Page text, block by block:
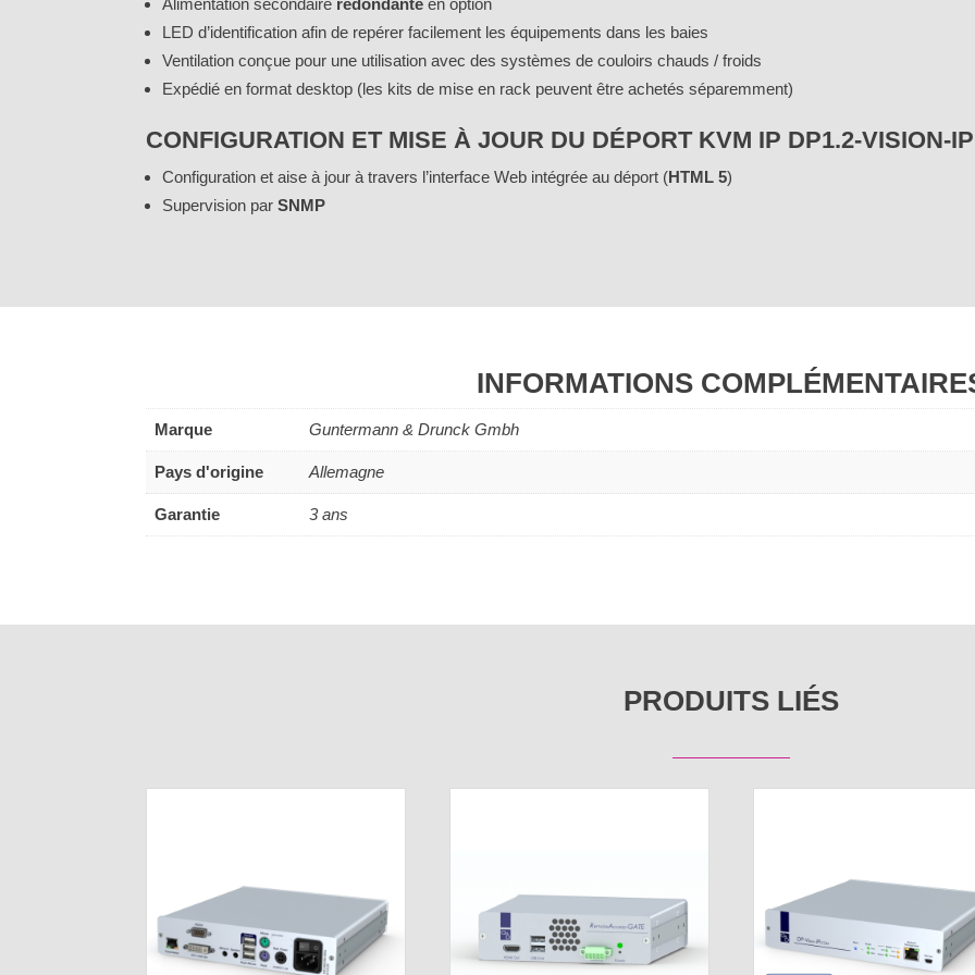
LED d’identification afin de repérer facilement les équipements dans les baies
Ventilation conçue pour une utilisation avec des systèmes de couloirs chauds / froids
Expédié en format desktop (les kits de mise en rack peuvent être achetés séparemment)
CONFIGURATION ET MISE À JOUR DU DÉPORT KVM IP DP1.2-VISION-IP
Configuration et aise à jour à travers l’interface Web intégrée au déport (HTML 5)
Supervision parSNMP
INFORMATIONS
Marque Guntermann & Drunck Gmbh
Pays d'origine Allemagne
Garantie 3 ans
PRODUITS LIÉS